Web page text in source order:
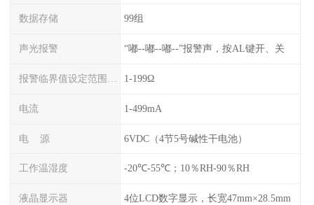
数据存储 99组
声光报警 “嘟--嘟--嘟--”报警声，按AL键开、关
1-199Ω
电流 1-499mA
电 源 6VDC（4节5号碱性干电池）
工作温湿度 -20℃-55℃；10％RH-90％RH
液晶显示器 4位LCD数字显示，长宽47mm×28.5mm